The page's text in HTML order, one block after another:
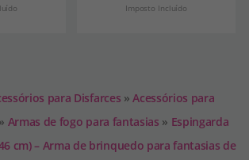
Imposto Incluído
para Disfarces » Acessórios para
» Armas de fogo para fantasias » Espingarda
cm) – Arma de brinquedo para fantasias de